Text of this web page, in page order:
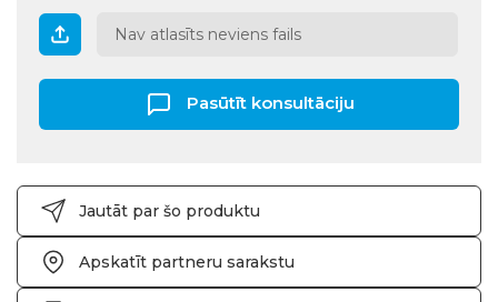
Nav atlasīts neviens fails
Pasūtīt konsultāciju
Jautāt par šo produktu
Apskatīt partneru sarakstu